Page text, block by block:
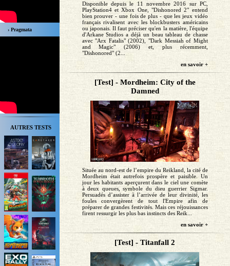
› Pragmata
AUTRES TESTS
Disponible depuis le 11 novembre 2016 sur PC,
PlayStation4 et Xbox One, "Dishonored 2" entend
bien prouver - une fois de plus - que les jeux vidéo
français rivalisent avec les blockbusters américains
ou japonais. Il faut préciser qu'en la matière, l'équipe
d'Arkane Studios a déjà un beau tableau de chasse
avec "Arx Fatalis" (2002), "Dark Messiah of Might
and Magic" (2006) et, plus récemment,
"Dishonored" (2...
en savoir +
[Test] - Mordheim: City of the
Damned
Située au nord-est de l’empire du Reikland, la cité de
Mordheim était autrefois prospère et paisible. Un
jour les habitants aperçurent dans le ciel une comète
à deux queues, symbole du dieu guerrier Sigmar.
Persuadés d’assister à l’arrivée de leur divinité, les
foules convergèrent de tout l'Empire afin de
préparer de grandes festivités. Mais ces réjouissances
firent ressurgir les plus bas instincts des Reik...
en savoir +
[Test] - Titanfall 2